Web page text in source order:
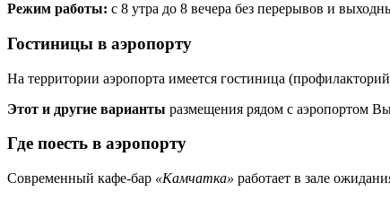
Режим работы: с 8 утра до 8 вечера без перерывов и
Гостиницы в аэропорту
На территории аэропорта имеется гостиница
Этот и другие варианты размещения рядом с аэропортом
Где поесть в аэропорту
Современный кафе-бар «Камчатка» работает в зале